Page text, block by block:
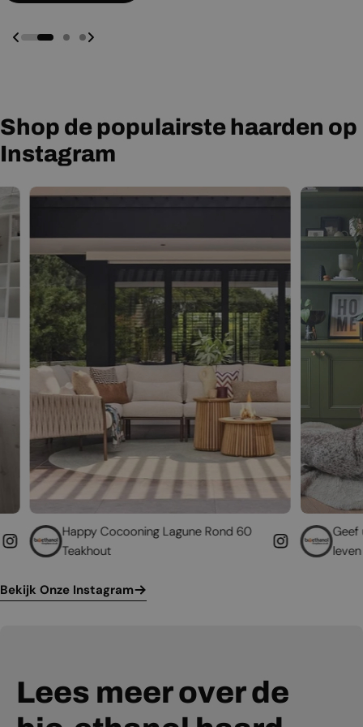
Shop de populairste haarden op
Instagram
Cocooning Lagune Rond 60
Geef uw bestaande
leven
Bekijk Onze Instagram
Lees meer over de